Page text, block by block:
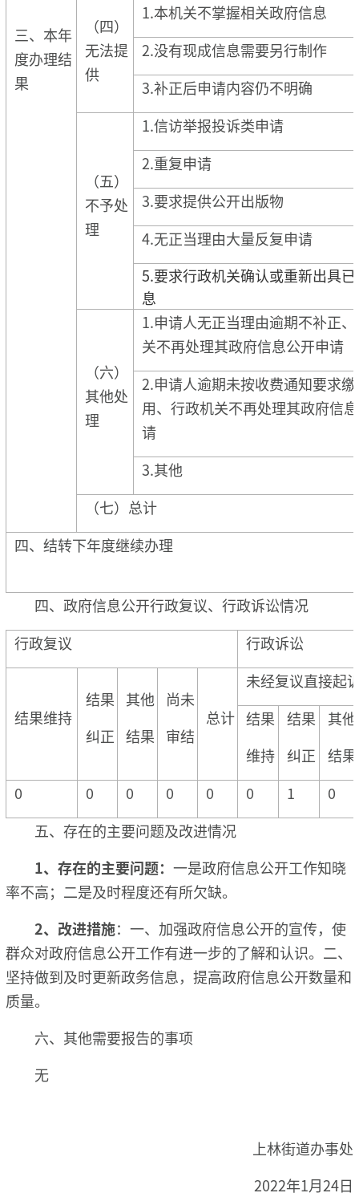
三、本年
度办理结
果
（四）
无法提
供
1.本机关不掌握相关政府信息
2.没有现成信息需要另行制作
3.补正后申请内容仍不明确
（五）
不予处
理
1.信访举报投诉类申请
2.重复申请
3.要求提供公开出版物
4.无正当理由大量反复申请
5.要求行政机关确认或重新出具
息
（六）
其他处
理
1.申请人无正当理由逾期不补正
关不再处理其政府信息公开申请
2.申请人逾期未按收费通知要求
用、行政机关不再处理其政府信
请
3.其他
（七）总计
四、结转下年度继续办理
四、政府信息公开行政复议、行政诉讼情况
行政复议
行政诉讼
结果维持
结果
纠正
其他
结果
尚未
审结
总计
未经复议直接起
结果
维持
结果
纠正
其他
结果
0
0 0 0 0 0 1
0
五、存在的主要问题及改进情况
1、 存在的主要问题： 一是政府信息公开工作知晓
率不高；二是及时程度还有所欠缺。
2、改进措施：一、加强政府信息公开的宣传，使
群众对政府信息公开工作有进一步的了解和认识。二、
坚持做到及时更新政务信息，提高政府信息公开数量和
质量。
六、其他需要报告的事项
无
上林街道办事处
2022年1月24日